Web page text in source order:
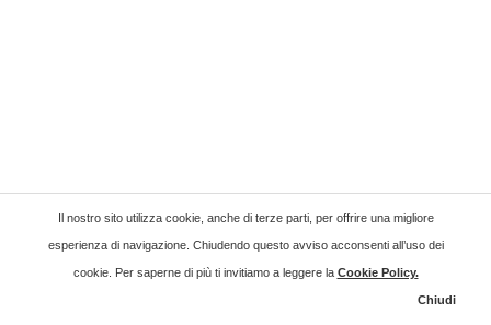
Il nostro sito utilizza cookie, anche di terze parti, per offrire una migliore
esperienza di navigazione. Chiudendo questo avviso acconsenti all’uso dei
cookie. Per saperne di più ti invitiamo a leggere la Cookie Policy.
Chiudi